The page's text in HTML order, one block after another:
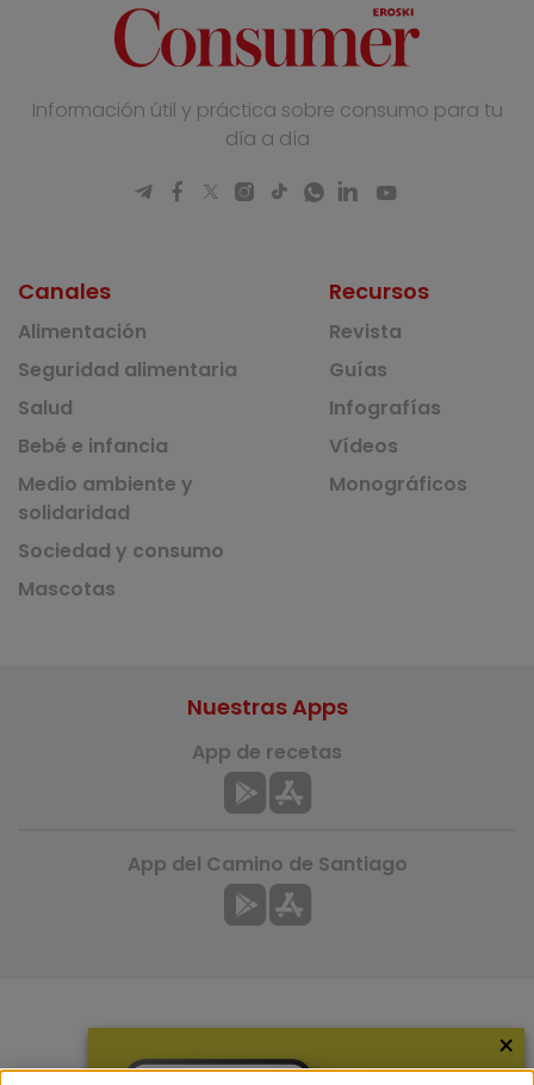
Información útil y práctica sobre consumo para tu
día a día
Canales
Alimentación
Seguridad alimentaria
Salud
Bebé e infancia
Medio ambiente y
solidaridad
Sociedad y consumo
Mascotas
Recursos
Revista
Guías
Infografías
Vídeos
Monográficos
Nuestras Apps
App de recetas
App del Camino de Santiago
×